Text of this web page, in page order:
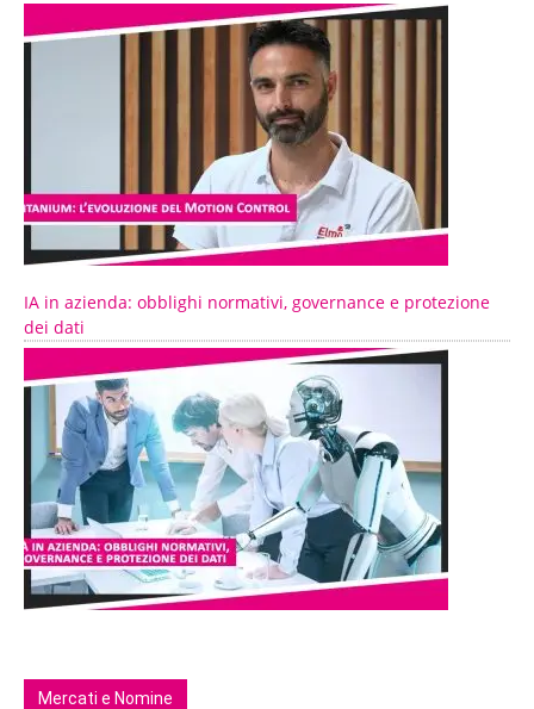
IA in azienda: obblighi normativi, governance e protezione
dei dati
Mercati e Nomine